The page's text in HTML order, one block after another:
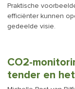
Praktische
efficiënter kunnen
gedeelde visie.
CO2-
tender en